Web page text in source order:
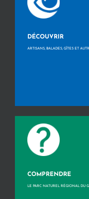
DÉCOUVRIR
ARTISANS, BALADES, GÎTES ET
COMPRENDRE
LE PARC NATUREL RÉGIONAL DU